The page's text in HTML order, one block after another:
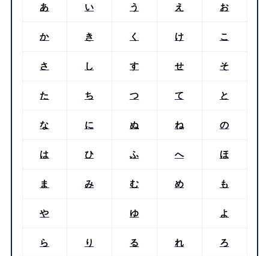
あ い う え お
か き く け こ
さ し す せ そ
た ち つ て と
な に ぬ ね の
は ひ ふ へ ほ
ま み む め も
や ゆ よ
ら り る れ ろ